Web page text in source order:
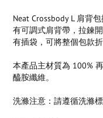
Neat Crossbody L 肩背
有可調式肩背帶，拉鍊
有插袋，可將整個包款
本產品主材質為 100%
醯胺纖維。
洗滌注意：請遵循洗滌標